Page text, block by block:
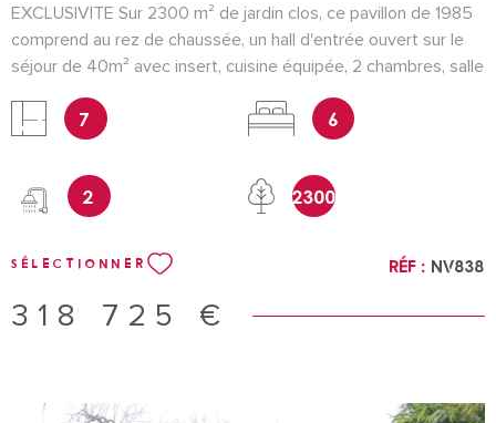
EXCLUSIVITE Sur 2300 m² de jardin clos, ce pavillon de 1985
comprend au rez de chaussée, un hall d'entrée ouvert sur le
séjour de 40m² avec insert, cuisine équipée, 2 chambres, salle
d'eau avec douche italienne et wc. A l'étage, un palier dessert
4 belles chambres, salle d'eau et wc. Un sous-sol complet
comprenant un garage de 42m², une buanderie, une cave et
une pièce avec point d'eau et cheminée permet d'avoir un bel
espace rangement. Atelier, jardin potager, portail électrique.
rafraichissement dans les chambres du haut. CLASSE
ENERGIE C référence NV838 Pour une visite contacter
Nathalie Vincent au 0632170119 Les informations sur les
risques auxquels ce bien est exposé sont disponibles sur le
7 6
2 2300
SÉLECTIONNER Réf : NV838
318 725 €